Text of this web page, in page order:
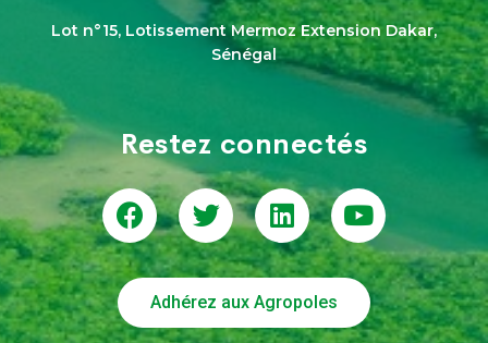
Lot n°15, Lotissement Mermoz Extension Dakar,
Sénégal
Restez connectés
Adhérez aux Agropoles